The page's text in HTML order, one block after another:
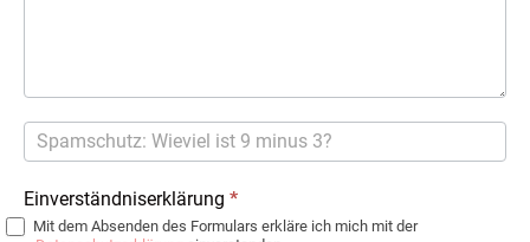
Einverständniserklärung *
Mit dem Absenden des Formulars erkläre ich mich mit der